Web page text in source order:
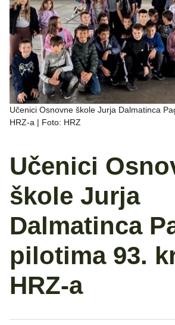
Učenici Osnovne škole Jurja Dalmatinca
HRZ-a | Foto: HRZ
Učenici
škole Jurja
Dalmatinca
pilotima 93.
HRZ-a